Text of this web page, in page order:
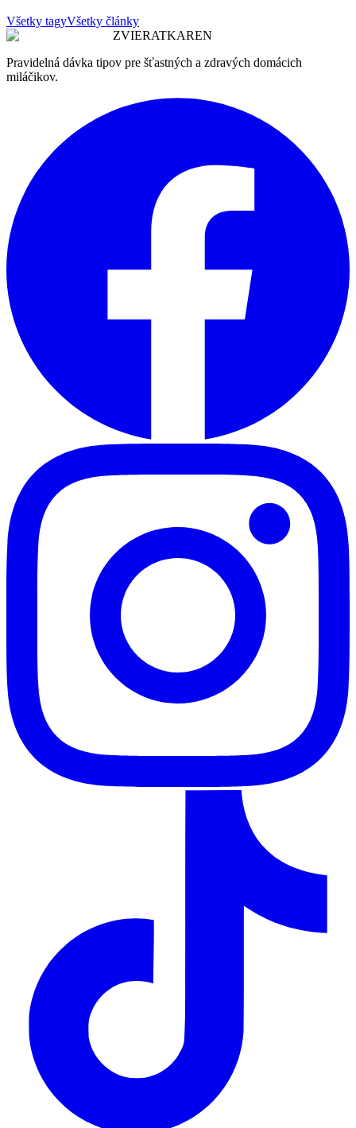
Všetky tagyVšetky články
ZVIERATKAREN
Pravidelná dávka tipov pre šťastných a zdravých domácich
miláčikov.